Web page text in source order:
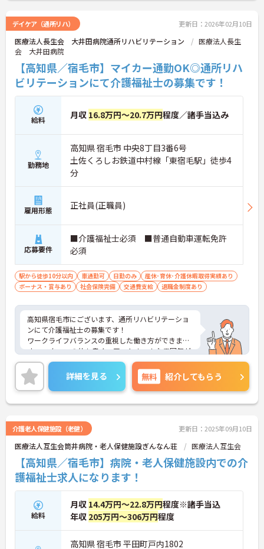
デイケア（通所リハ） 更新日：2026年02月10日
医療法人長生会 大井田病院通所リハビリテーション
医療法人長生
会 大井田病院
【高知県／宿毛市】マイカー通勤OK◎通所リハ
ビリテーションにて介護福祉士の募集です！
給料 月収 16.8万円～20.7万円程度／諸手当込み
勤務地
高知県 宿毛市 中央8丁目3番6号
土佐くろしお鉄道中村線「東宿毛駅」徒歩4
分
雇用形態 正社員(正職員)
応募要件
■介護福祉士必須 ■普通自動車運転免許
必須
駅から徒歩10分以内 車通勤可 日勤のみ
産休･育休･介護休暇取得実績あり
ボーナス・賞与あり
社会保険完備 交通費支給 退職金制度あり
高知県宿毛市にございます、通所リハビリテーショ
ンにて介護福祉士の募集です！
ワークライフバランスの重視した働き方ができま
す。 スタッフの仲も良く、アットホームな雰囲気が
自慢です。
ご興味ある方には、面接対策ポイントなど、詳細を
お話しいたしますのでお気軽にご相談ください
詳細を見る 無料 紹介してもらう
介護老人保健施設（老健） 更新日：2025年09月10日
医療法人互生会筒井病院・老人保健施設ぎんなん荘 医療法人互生会
【高知県／宿毛市】病院・老人保健施設内での介
護福祉士求人になります！
給料
月収 14.4万円～22.8万円程度※諸手当込
年収 205万円～306万円程度
高知県 宿毛市 平田町戸内1802